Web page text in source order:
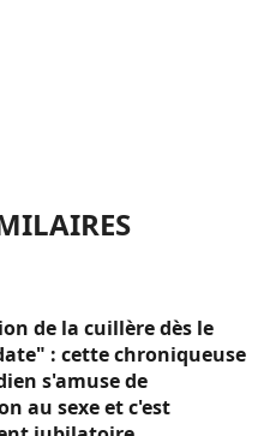
de la cuillère dès le
: cette chroniqueuse
s'amuse de
au sexe et c'est